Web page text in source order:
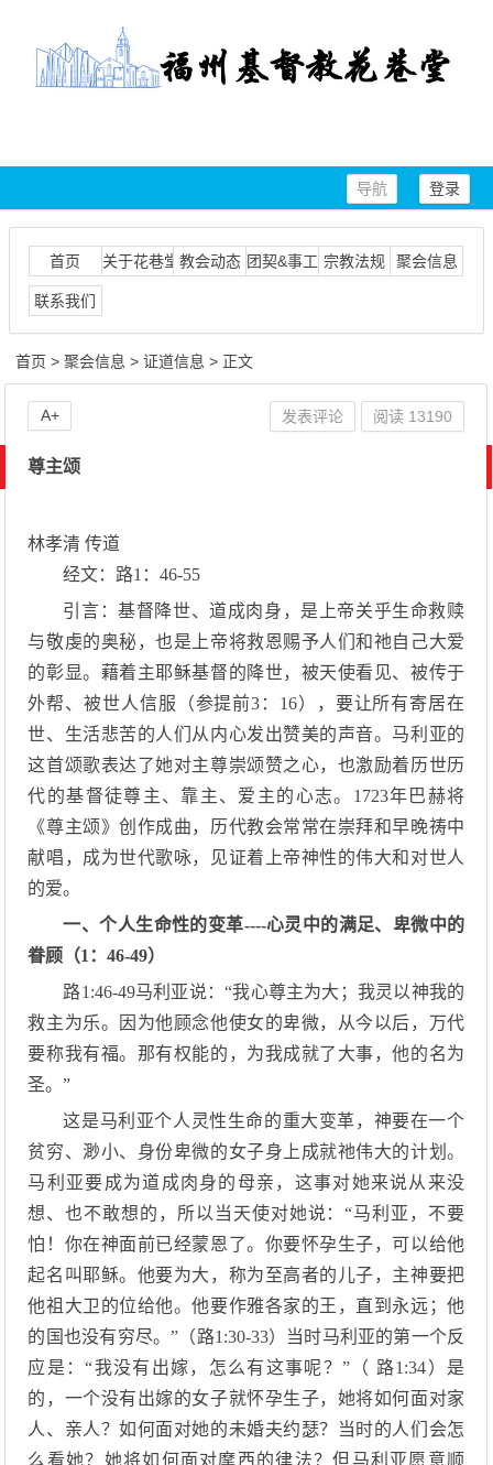
登录
导航
首页 关于花巷堂 教会动态 团契&事工 宗教法规 聚会信息
联系我们
首页 >聚会信息 >证道信息 > 正文
尊主颂
林孝清 传道
经文：路1：46-55
引言：基督降世、道成肉身，是上帝关乎生命救赎
与敬虔的奥秘，也是上帝将救恩赐予人们和祂自己大爱
的彰显。藉着主耶稣基督的降世，被天使看见、被传于
外帮、被世人信服（参提前3：16），要让所有寄居在
世、生活悲苦的人们从内心发出赞美的声音。马利亚的
这首颂歌表达了她对主尊崇颂赞之心，也激励着历世历
代的基督徒尊主、靠主、爱主的心志。1723年巴赫将
《尊主颂》创作成曲，历代教会常常在崇拜和早晚祷中
献唱，成为世代歌咏，见证着上帝神性的伟大和对世人
的爱。
一、个人生命性的变革----心灵中的满足、卑微中的
眷顾（1：46-49）
路1:46-49马利亚说：“我心尊主为大；我灵以神我的
救主为乐。因为他顾念他使女的卑微，从今以后，万代
要称我有福。那有权能的，为我成就了大事，他的名为
圣。”
这是马利亚个人灵性生命的重大变革，神要在一个
贫穷、渺小、身份卑微的女子身上成就祂伟大的计划。
马利亚要成为道成肉身的母亲，这事对她来说从来没
想、也不敢想的，所以当天使对她说：“马利亚，不要
怕！你在神面前已经蒙恩了。你要怀孕生子，可以给他
起名叫耶稣。他要为大，称为至高者的儿子，主神要把
他祖大卫的位给他。他要作雅各家的王，直到永远；他
的国也没有穷尽。”（路1:30-33）当时马利亚的第一个反
应是：“我没有出嫁，怎么有这事呢？”（ 路1:34）是
的，一个没有出嫁的女子就怀孕生子，她将如何面对家
人、亲人？如何面对她的未婚夫约瑟？当时的人们会怎
么看她？她将如何面对摩西的律法？但马利亚愿意顺
发表评论 阅读 13190
A+